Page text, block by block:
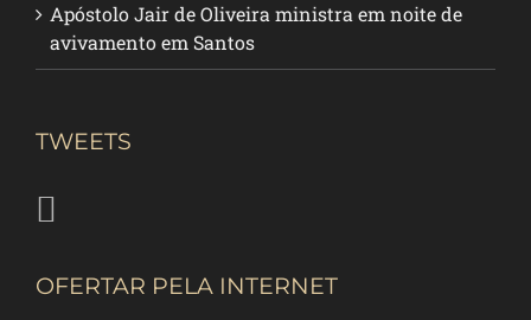
Apóstolo Jair de Oliveira ministra em noite de
avivamento em Santos
TWEETS
OFERTAR PELA INTERNET